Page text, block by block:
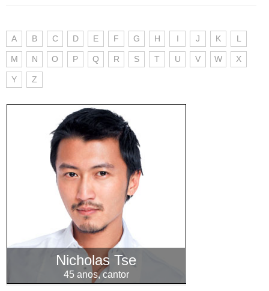
A B C D E F G H I J K L
M N O P Q R S T U V W X
Y Z
Nicholas Tse
45 anos, cantor